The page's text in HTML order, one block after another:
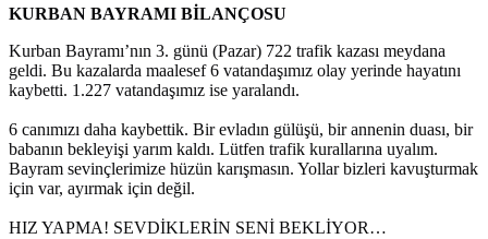
KURBAN BAYRAMI BİLANÇOSU
Kurban Bayramı’nın 3. günü (Pazar) 722 trafik kazası meydana
geldi. Bu kazalarda maalesef 6 vatandaşımız olay yerinde hayatını
kaybetti. 1.227 vatandaşımız ise yaralandı.
6 canımızı daha kaybettik. Bir evladın gülüşü, bir annenin duası, bir
babanın bekleyişi yarım kaldı. Lütfen trafik kurallarına uyalım.
Bayram sevinçlerimize hüzün karışmasın. Yollar bizleri kavuşturmak
için var, ayırmak için değil.
HIZ YAPMA! SEVDİKLERİN SENİ BEKLİYOR…